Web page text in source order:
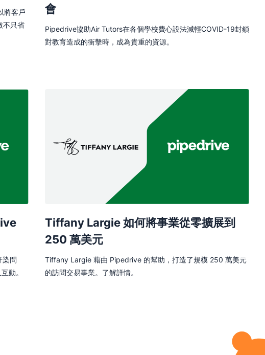
將客戶
不只省
會
Pipedrive協助Air Tutors在各個學校費心設法減輕COVID-19封鎖
對教育造成的衝擊時，成為貴重的資源。
染問
動。
Tiffany Largie 如何將事業從零擴展到
250 萬美元
Tiffany Largie 藉由 Pipedrive 的幫助，打造了規模 250 萬美元
的訪問交易事業。了解詳情。